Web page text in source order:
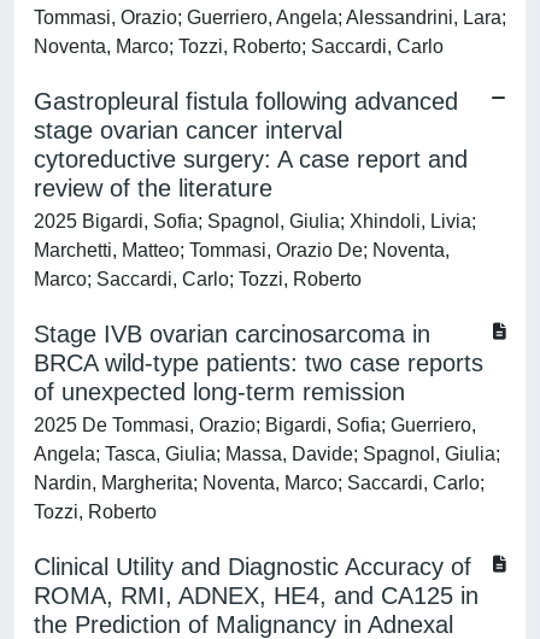
Tommasi, Orazio; Guerriero, Angela; Alessandrini, Lara;
Noventa, Marco; Tozzi, Roberto; Saccardi, Carlo
Gastropleural fistula following advanced
stage ovarian cancer interval
cytoreductive surgery: A case report and
review of the literature
2025 Bigardi, Sofia; Spagnol, Giulia; Xhindoli, Livia;
Marchetti, Matteo; Tommasi, Orazio De; Noventa,
Marco; Saccardi, Carlo; Tozzi, Roberto
Stage IVB ovarian carcinosarcoma in
BRCA wild-type patients: two case reports
of unexpected long-term remission
2025 De Tommasi, Orazio; Bigardi, Sofia; Guerriero,
Angela; Tasca, Giulia; Massa, Davide; Spagnol, Giulia;
Nardin, Margherita; Noventa, Marco; Saccardi, Carlo;
Tozzi, Roberto
Clinical Utility and Diagnostic Accuracy of
ROMA, RMI, ADNEX, HE4, and CA125 in
the Prediction of Malignancy in Adnexal